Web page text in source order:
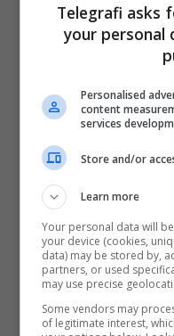
Emirëjeta Kumnova-
Telegrafi asks
your
Personalised
content
services
Store and/or
Learn more
Your personal data will
your device (cookies,
data) may be stored by,
partners, or used
may use precise
Some vendors may
of legitimate interest,